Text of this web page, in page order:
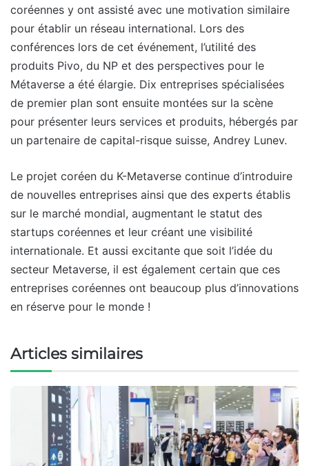
coréennes y ont assisté avec une motivation similaire
pour établir un réseau international. Lors des
conférences lors de cet événement, l’utilité des
produits Pivo, du NP et des perspectives pour le
Métaverse a été élargie. Dix entreprises spécialisées
de premier plan sont ensuite montées sur la scène
pour présenter leurs services et produits, hébergés par
un partenaire de capital-risque suisse, Andrey Lunev.
Le projet coréen du K-Metaverse continue d’introduire
de nouvelles entreprises ainsi que des experts établis
sur le marché mondial, augmentant le statut des
startups coréennes et leur créant une visibilité
internationale. Et aussi excitante que soit l’idée du
secteur Metaverse, il est également certain que ces
entreprises coréennes ont beaucoup plus d’innovations
en réserve pour le monde !
Articles similaires